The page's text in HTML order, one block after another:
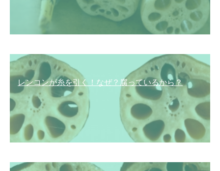
レンコンが糸を引く！なぜ？腐っているから？